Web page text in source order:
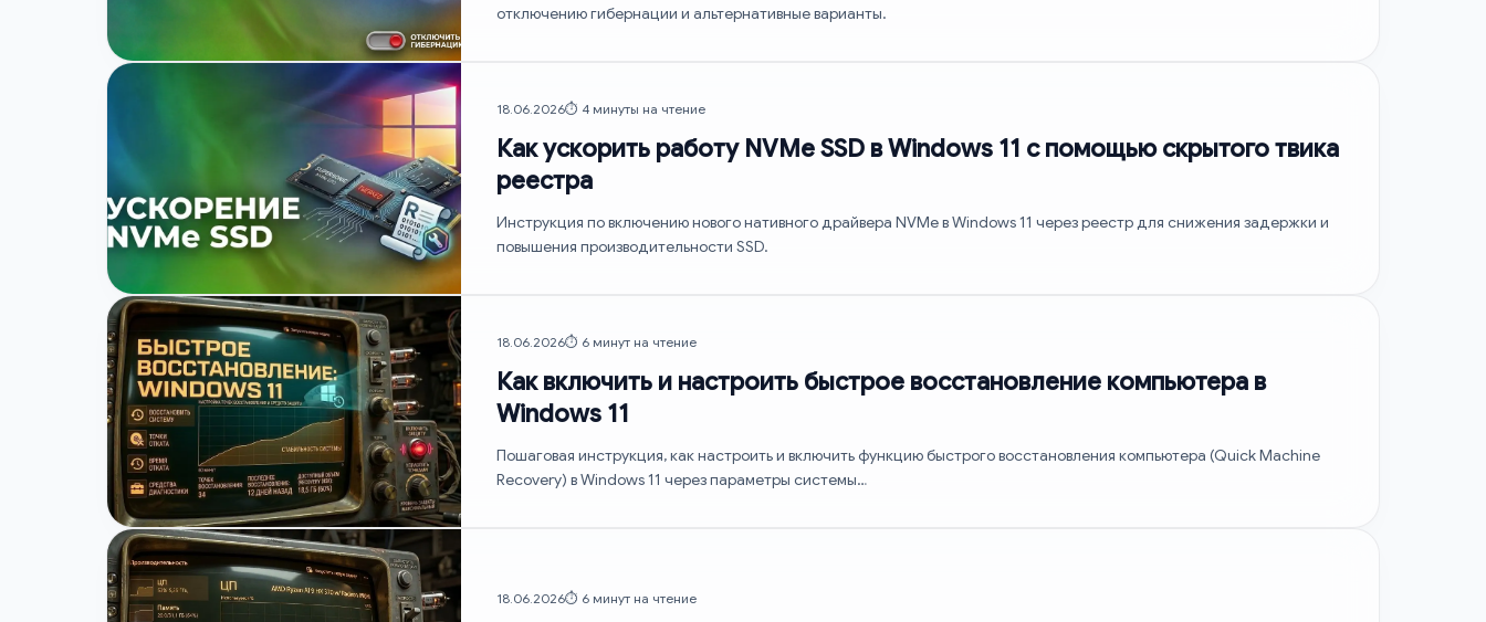
отключению гибернации и альтернативные варианты.
18.06.2026⏱️ 4 минуты на чтение
Как ускорить работу NVMe SSD в Windows 11 с помощью скрытого твика
реестра
Инструкция по включению нового нативного драйвера NVMe в Windows 11 через реестр для снижения задержки и
повышения производительности SSD.
18.06.2026⏱️ 6 минут на чтение
Как включить и настроить быстрое восстановление компьютера в
Windows 11
Пошаговая инструкция, как настроить и включить функцию быстрого восстановления компьютера (Quick Machine
Recovery) в Windows 11 через параметры системы…
18.06.2026⏱️ 6 минут на чтение